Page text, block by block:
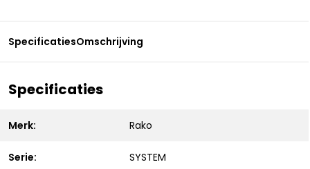
SpecificatiesOmschrijving
Specificaties
Merk: Rako
Serie: SYSTEM